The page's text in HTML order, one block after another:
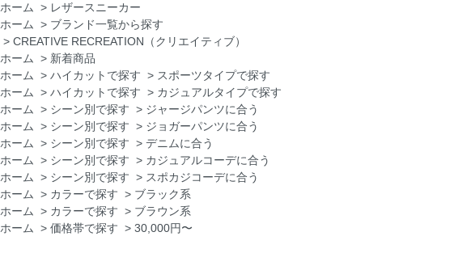
ホーム > レザースニーカー
ホーム
> ブランド一覧から探す
> CREATIVE RECREATION（クリエイティブ）
ホーム
> 新着商品
ホーム
> ハイカットで探す > スポーツタイプで探す
ホーム
> ハイカットで探す > カジュアルタイプで探す
ホーム
> シーン別で探す > ジャージパンツに合う
ホーム
> シーン別で探す > ジョガーパンツに合う
ホーム
> シーン別で探す > デニムに合う
ホーム
> シーン別で探す > カジュアルコーデに合う
ホーム
> シーン別で探す > スポカジコーデに合う
ホーム
> カラーで探す > ブラック系
ホーム
> カラーで探す > ブラウン系
ホーム
> 価格帯で探す > 30,000円〜